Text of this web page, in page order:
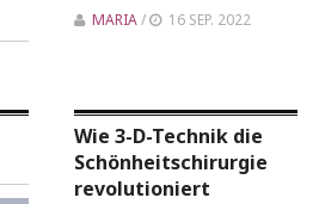
MARIA/ 16 SEP. 2022
Wie 3-D-Technik die
Schönheitschirurgie
revolutioniert